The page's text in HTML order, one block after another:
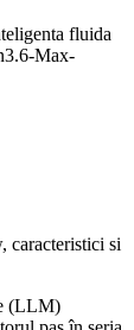
fluida
Max-
caracteristici si
(LLM)